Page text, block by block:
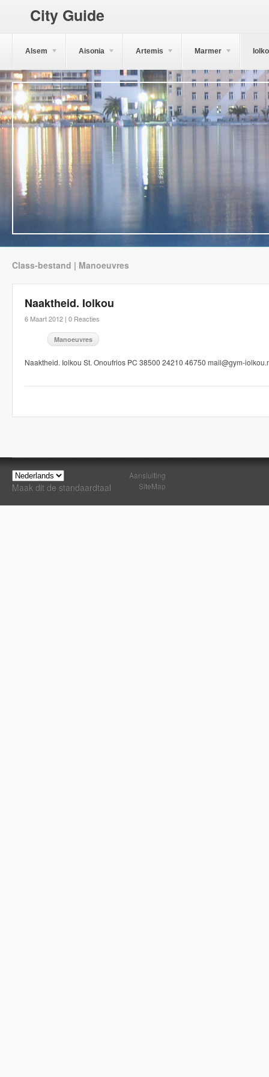
City Guide
Alsem Aisonia Artemis Marmer
Class-bestand | Manoeuvres
Naaktheid. Iolkou
6 Maart 2012 | 0 Reacties
Manoeuvres
Naaktheid. Iolkou St. Onoufrios PC 38500 24210 46750 mail@gym-
Maak dit de standaardtaal
Aansluiting
SiteMap